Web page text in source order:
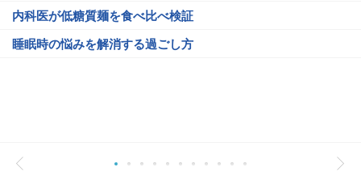
内科医が低糖質麺を食べ比べ検証
睡眠時の悩みを解消する過ごし方